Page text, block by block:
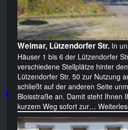
Weimar, Lützendorfer Str. In
Häuser 1 bis 6 der Lützendorfer
verschiedene Stellplätze hinter
Lützendorfer Str. 50 zur Nutzung
schließt auf der anderen Seite
Bloisstraße an. Damit steht Ihnen
kurzem Weg sofort zur…